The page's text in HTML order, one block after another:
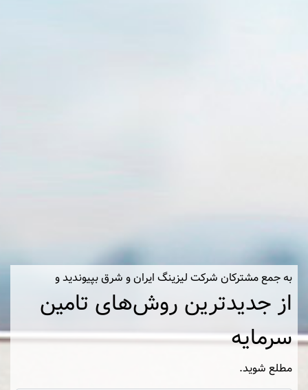
به جمع مشترکان شرکت لیزینگ ایران و شرق بپیوندید و
از جدیدترین روش‌های تامین
سرمایه
مطلع شوید.